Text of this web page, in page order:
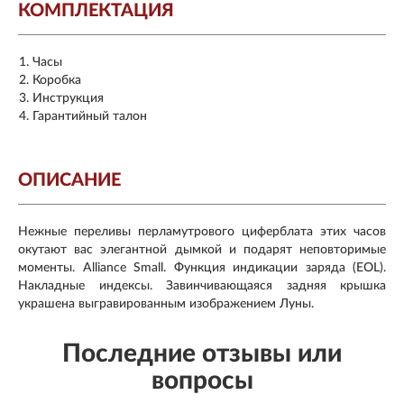
КОМПЛЕКТАЦИЯ
Часы
Коробка
Инструкция
Гарантийный талон
ОПИСАНИЕ
Нежные переливы перламутрового циферблата этих часов
окутают вас элегантной дымкой и подарят неповторимые
моменты. Alliance Small. Функция индикации заряда (EOL).
Накладные индексы. Завинчивающаяся задняя крышка
украшена выгравированным изображением Луны.
Последние отзывы или
вопросы